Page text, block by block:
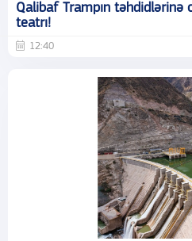
Qalibaf Trampın təhdidlərinə
teatrı!
12:40